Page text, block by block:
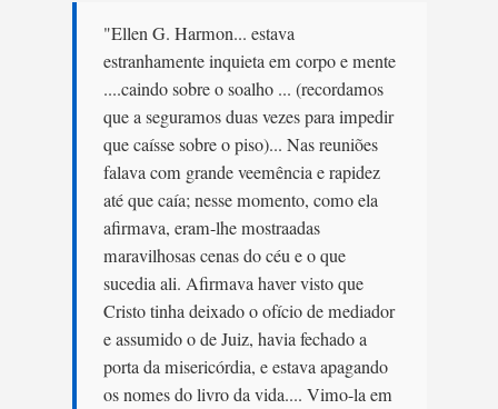
"Ellen G. Harmon... estava
estranhamente inquieta em corpo e mente
....caindo sobre o soalho ... (recordamos
que a seguramos duas vezes para impedir
que caísse sobre o piso)... Nas reuniões
falava com grande veemência e rapidez
até que caía; nesse momento, como ela
afirmava, eram-lhe mostraadas
maravilhosas cenas do céu e o que
sucedia ali. Afirmava haver visto que
Cristo tinha deixado o ofício de mediador
e assumido o de Juiz, havia fechado a
porta da misericórdia, e estava apagando
os nomes do livro da vida.... Vimo-la em